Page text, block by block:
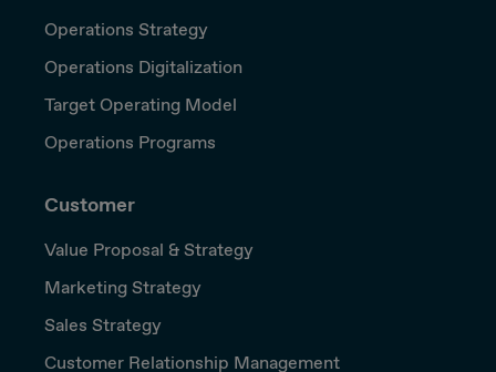
Operations Strategy
Operations Digitalization
Target Operating Model
Operations Programs
Customer
Value Proposal & Strategy
Marketing Strategy
Sales Strategy
Customer Relationship Management